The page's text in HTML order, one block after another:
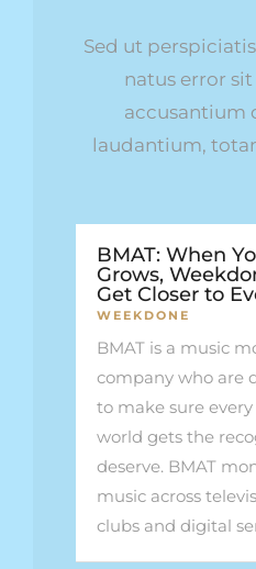
Sed ut
natus error
accusantium
laudantium,
BMAT: When
Grows,
Get Closer to
WEEKDONE
BMAT is a music
company who are
to make sure
world gets the
deserve. BMAT
music across
clubs and digital